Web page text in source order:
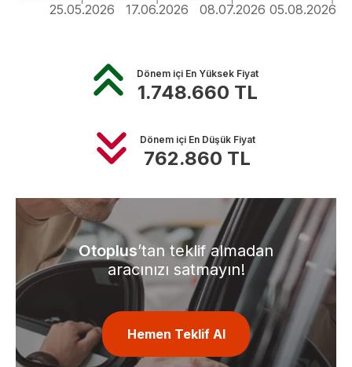
25.05.2026 17.06.2026 08.07.2026 05.08.2026
Dönem içi En Yüksek Fiyat
1.748.660 TL
Dönem içi En Düşük Fiyat
762.860 TL
Otoplus’tan teklif almadan
aracınızı satmayın!
Hemen Teklif Al